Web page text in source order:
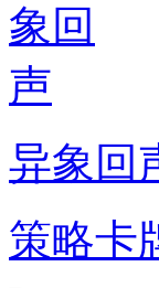
异象回
策略卡